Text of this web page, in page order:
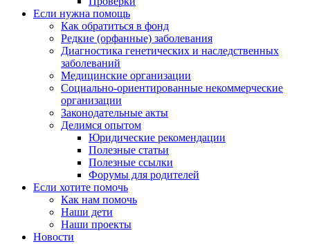
Если нужна помощь
Как обратиться в фонд
Редкие (орфанные) заболевания
Диагностика генетических и наследственных
заболеваний
Медицинские организации
Социально-ориентированные некоммерческие
организации
Законодательные акты
Делимся опытом
Юридические рекомендации
Полезные статьи
Полезные ссылки
Форумы для родителей
Если хотите помочь
Как нам помочь
Наши дети
Наши проекты
Новости